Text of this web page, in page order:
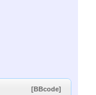
[BBcode]